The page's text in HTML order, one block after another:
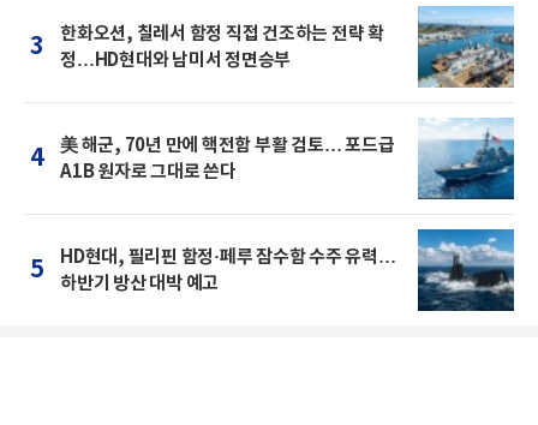
3
한화오션, 칠레서 함정 직접 건조하는 전략 확
정…HD현대와 남미서 정면승부
4
美 해군, 70년 만에 핵전함 부활 검토… 포드급
A1B 원자로 그대로 쓴다
5
HD현대, 필리핀 함정·페루 잠수함 수주 유력…
하반기 방산 대박 예고